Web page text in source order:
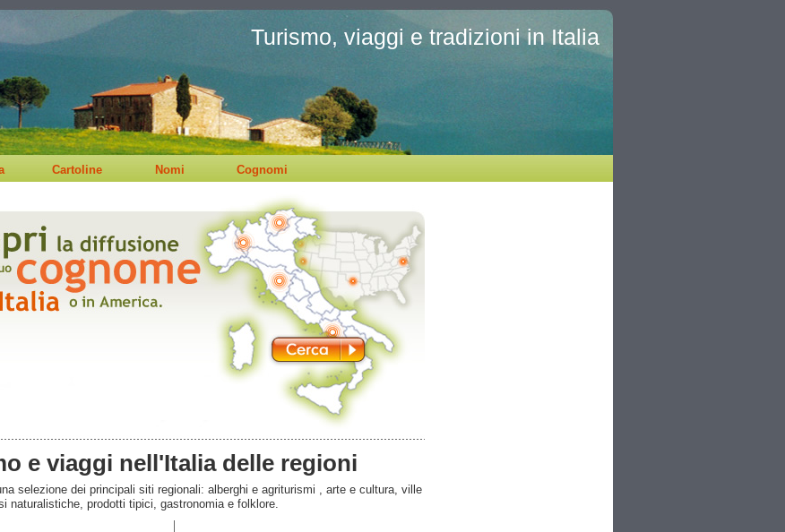
Turismo, viaggi e tradizioni in Italia
Cartoline Nomi Cognomi
e viaggi nell'Italia delle regioni
selezione dei principali siti regionali: alberghi e agriturismi , arte e cultura, ville
naturalistiche, prodotti tipici, gastronomia e folklore.